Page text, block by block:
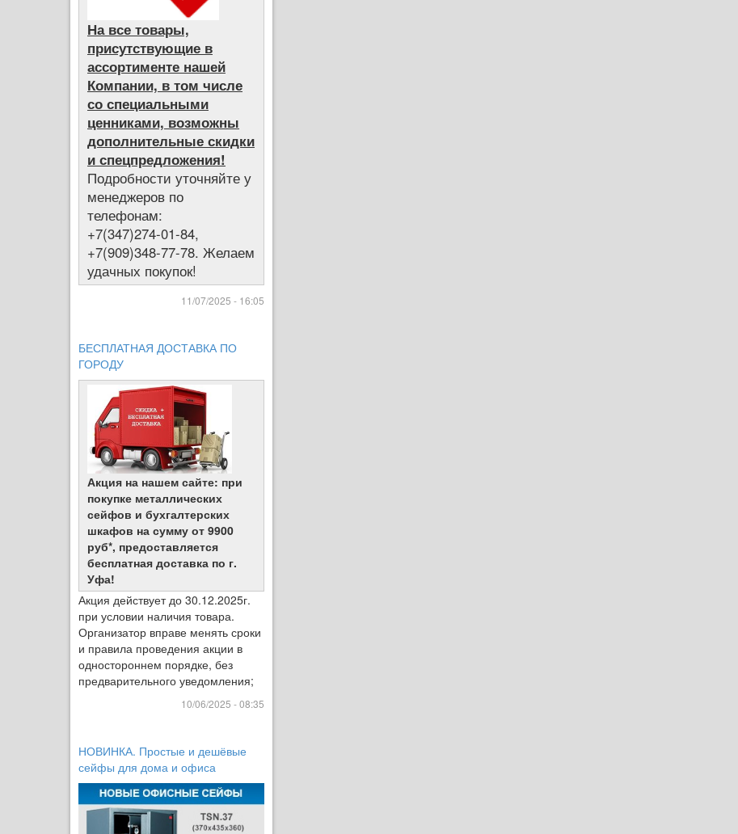
На все товары,
присутствующие в
ассортименте нашей
Компании, в том числе
со специальными
ценниками, возможны
дополнительные скидки
и спецпредложения!
Подробности уточняйте у
менеджеров по
телефонам:
+7(347)274-01-84,
+7(909)348-77-78. Желаем
удачных покупок!
11/07/2025 - 16:05
БЕСПЛАТНАЯ ДОСТАВКА ПО
ГОРОДУ
Акция на нашем сайте: при
покупке металлических
сейфов и бухгалтерских
шкафов на сумму от 9900
руб*, предоставляется
бесплатная доставка по г.
Уфа!
Акция действует до 30.12.2025г.
при условии наличия товара.
Организатор вправе менять сроки
и правила проведения акции в
одностороннем порядке, без
предварительного уведомления;
10/06/2025 - 08:35
НОВИНКА. Простые и дешёвые
сейфы для дома и офиса